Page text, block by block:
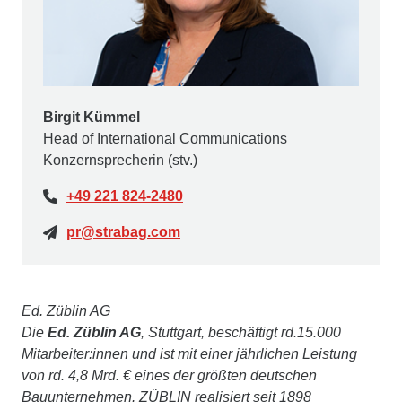
Birgit Kümmel
Head of International Communications
Konzernsprecherin (stv.)
+49 221 824-2480
pr@strabag.com
Ed. Züblin AG
Die Ed. Züblin AG, Stuttgart, beschäftigt rd.15.000
Mitarbeiter:innen und ist mit einer jährlichen Leistung
von rd. 4,8 Mrd. € eines der größten deutschen
Bauunternehmen. ZÜBLIN realisiert seit 1898